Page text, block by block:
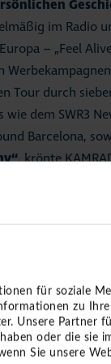
für soziale
zu
Unsere Partner
oder die sie
Sie unsere
im Radio
– „Feel
Tour durch
dem SWR3
Barcelona,
, krönte
einen
Niendorf
Ausstrahlung
zu holen.“
Niendorf
kennen